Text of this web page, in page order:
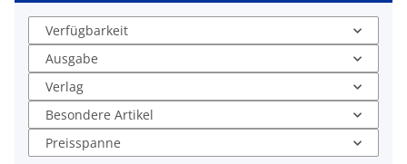
Verfügbarkeit
Ausgabe
Verlag
Besondere Artikel
Preisspanne